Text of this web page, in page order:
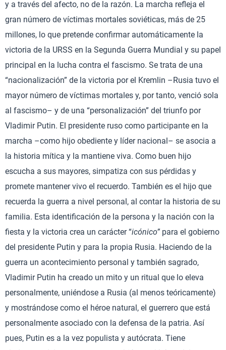
y a través del afecto, no de la razón. La marcha refleja el
gran número de víctimas mortales soviéticas, más de 25
millones, lo que pretende confirmar automáticamente la
victoria de la URSS en la Segunda Guerra Mundial y su papel
principal en la lucha contra el fascismo. Se trata de una
“nacionalización” de la victoria por el Kremlin –Rusia tuvo el
mayor número de víctimas mortales y, por tanto, venció sola
al fascismo– y de una “personalización” del triunfo por
Vladimir Putin. El presidente ruso como participante en la
marcha –como hijo obediente y líder nacional– se asocia a
la historia mítica y la mantiene viva. Como buen hijo
escucha a sus mayores, simpatiza con sus pérdidas y
promete mantener vivo el recuerdo. También es el hijo que
recuerda la guerra a nivel personal, al contar la historia de su
familia. Esta identificación de la persona y la nación con la
fiesta y la victoria crea un carácter “icónico” para el gobierno
del presidente Putin y para la propia Rusia. Haciendo de la
guerra un acontecimiento personal y también sagrado,
Vladimir Putin ha creado un mito y un ritual que lo eleva
personalmente, uniéndose a Rusia (al menos teóricamente)
y mostrándose como el héroe natural, el guerrero que está
personalmente asociado con la defensa de la patria. Así
pues, Putin es a la vez populista y autócrata. Tiene